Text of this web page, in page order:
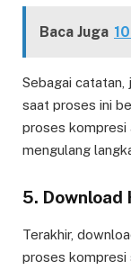
Baca Juga
Sebagai catatan,
saat proses ini
proses kompresi
mengulang
5. Download
Terakhir,
proses kompresi